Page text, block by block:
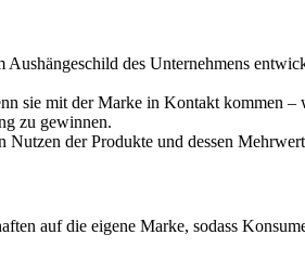
Aushängeschild des Unternehmens
sie mit der Marke in Kontakt kommen
zu gewinnen.
der Produkte und dessen
auf die eigene Marke, sodass